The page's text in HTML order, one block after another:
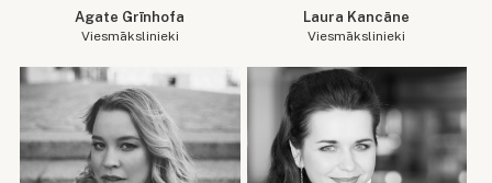
Agate Grīnhofa
Viesmākslinieki
Laura Kancāne
Viesmākslinieki